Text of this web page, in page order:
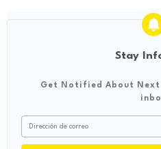
Stay
Get Notified About